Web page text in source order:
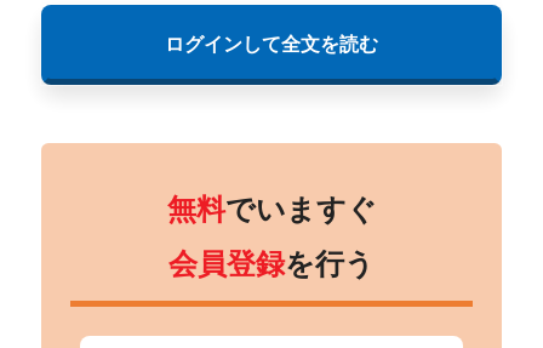
ログインして全文を読む
無料でいますぐ
会員登録を行う